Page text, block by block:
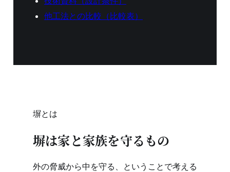
他工法との比較（比較表）
塀とは
塀は家と家族を守るもの
外の脅威から中を守る、ということで考える